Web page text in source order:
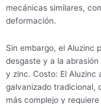
mecánicas similares,
deformación.
Sin embargo, el Aluzinc
desgaste y a la
y zinc. Costo: El Aluzinc
galvanizado tradicional,
más complejo y